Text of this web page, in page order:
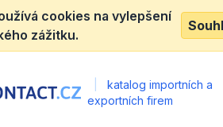
cookies na vylepšení
zážitku.
katalog importních a
exportních firem